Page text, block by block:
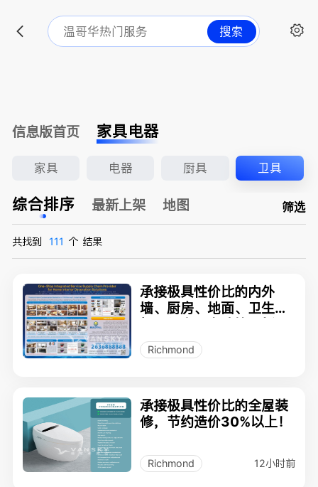
搜索
信息版首页 家具电器
家具 电器 厨具 卫具
综合排序 最新上架 地图 筛选
共找到 111 个 结果
承接极具性价比的内外
墙、厨房、地面、卫生
程，中国优质建材供应链
体系，为您全屋高品质装
Richmond
承接极具性价比的全屋装
修，节约造价30%以上！
Richmond 12小时前